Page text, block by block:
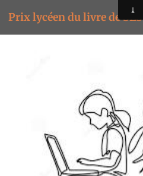
Prix lycéen du livre de SES